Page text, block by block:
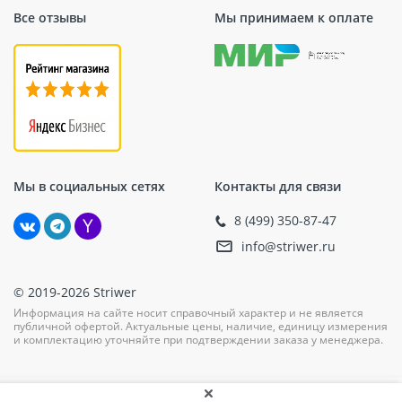
Все отзывы Мы принимаем к оплате
Мы в социальных сетях Контакты для связи
8 (499) 350-87-47
info@striwer.ru
© 2019-2026 Striwer
Информация на сайте носит справочный характер и не является
публичной офертой. Актуальные цены, наличие, единицу измерения
и комплектацию уточняйте при подтверждении заказа у менеджера.